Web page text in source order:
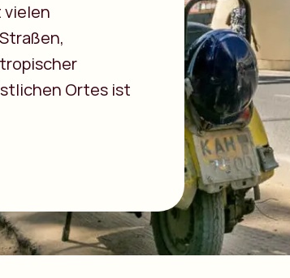
vielen
Ortes ist